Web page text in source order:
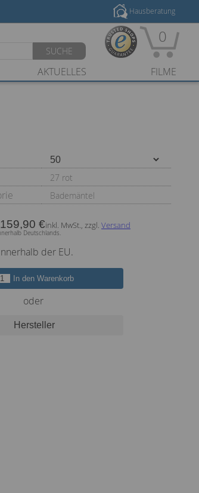
Hausberatung
SUCHE
0
AKTUELLES FILME
27 rot
Bademäntel
159,90 €inkl. MwSt., zzgl. Versand
Deutschlands.
der EU.
In den Warenkorb
oder
Hersteller